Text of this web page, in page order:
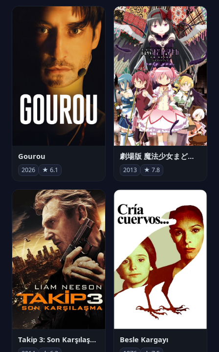
Gourou
2026 ★ 6.1
劇場版 魔法少女まどか☆マギカ[新編]叛逆の物語
2013 ★ 7.8
Takip 3: Son Karşılaşma Besle Kargayı